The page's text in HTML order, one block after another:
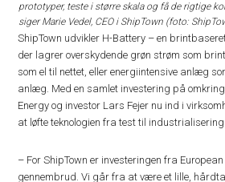
prototyper, teste i større skala og få de rigtige
siger Marie Vedel, CEO i ShipTown (foto:
ShipTown udvikler H-Battery – en
der lagrer overskydende grøn strøm som
som el til nettet, eller energiintensive anlæg
anlæg. Med en samlet investering på
Energy og investor Lars Fejer nu ind i
at løfte teknologien fra test til industrialisering.
– For ShipTown er investeringen fra
gennembrud. Vi går fra at være et lille,